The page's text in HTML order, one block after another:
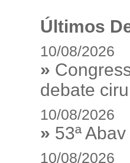
Últimos
10/08/2026
»
debate
10/08/2026
» 53ª
10/08/2026